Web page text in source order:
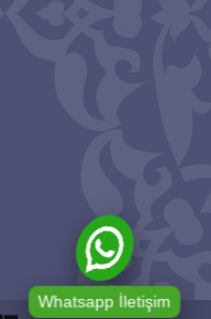
Whatsapp İletişim